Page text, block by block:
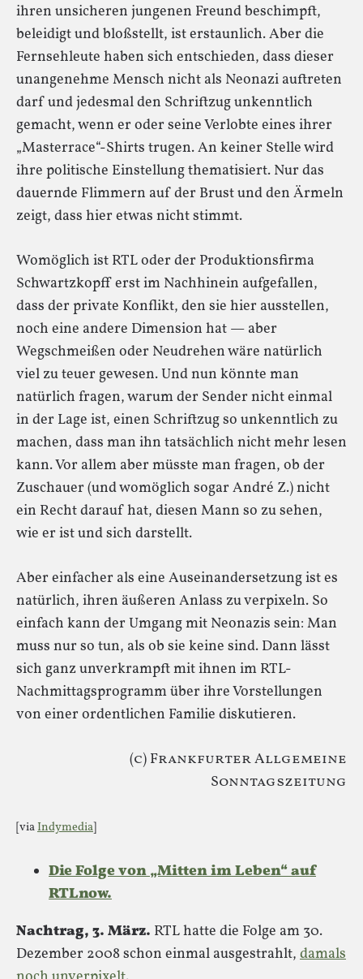
ihren unsicheren jungenen Freund beschimpft,
beleidigt und bloßstellt, ist erstaunlich. Aber die
Fernsehleute haben sich entschieden, dass dieser
unangenehme Mensch nicht als Neonazi auftreten
darf und jedesmal den Schriftzug unkenntlich
gemacht, wenn er oder seine Verlobte eines ihrer
„Masterrace“-Shirts trugen. An keiner Stelle wird
ihre politische Einstellung thematisiert. Nur das
dauernde Flimmern auf der Brust und den Ärmeln
zeigt, dass hier etwas nicht stimmt.
Womöglich ist RTL oder der Produktionsfirma
Schwartzkopff erst im Nachhinein aufgefallen,
dass der private Konflikt, den sie hier ausstellen,
noch eine andere Dimension hat — aber
Wegschmeißen oder Neudrehen wäre natürlich
viel zu teuer gewesen. Und nun könnte man
natürlich fragen, warum der Sender nicht einmal
in der Lage ist, einen Schriftzug so unkenntlich zu
machen, dass man ihn tatsächlich nicht mehr lesen
kann. Vor allem aber müsste man fragen, ob der
Zuschauer (und womöglich sogar André Z.) nicht
ein Recht darauf hat, diesen Mann so zu sehen,
wie er ist und sich darstellt.
Aber einfacher als eine Auseinandersetzung ist es
natürlich, ihren äußeren Anlass zu verpixeln. So
einfach kann der Umgang mit Neonazis sein: Man
muss nur so tun, als ob sie keine sind. Dann lässt
sich ganz unverkrampft mit ihnen im RTL-
Nachmittagsprogramm über ihre Vorstellungen
von einer ordentlichen Familie diskutieren.
(c) Frankfurter Allgemeine
Sonntagszeitung
[via Indymedia]
Die Folge von „Mitten im Leben“ auf
RTLnow.
Nachtrag, 3. März. RTL hatte die Folge am 30.
Dezember 2008 schon einmal ausgestrahlt, damals